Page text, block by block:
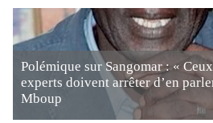
Polémique sur Sangomar : «
experts doivent arrêter d’en
Mboup